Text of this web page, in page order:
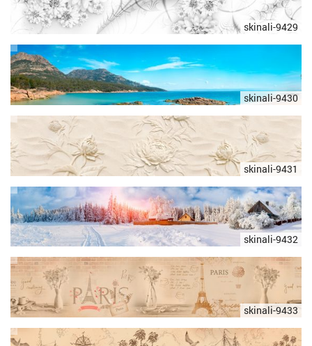
skinali-9429
skinali-9430
skinali-9431
skinali-9432
skinali-9433